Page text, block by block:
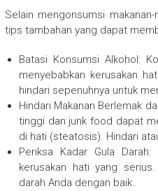
Selain mengonsumsi
tips tambahan yang dapat
Batasi Konsumsi Alkohol:
menyebabkan kerusakan
hindari sepenuhnya untuk
Hindari Makanan Berlemak
tinggi dan junk food dapat
di hati (steatosis). Hindari
Periksa Kadar Gula
kerusakan hati yang
darah Anda dengan baik.